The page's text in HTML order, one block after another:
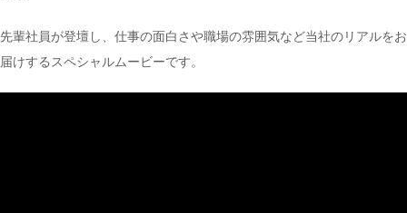
先輩社員が登壇し、仕事の面白さや職場の雰囲気など当社のリアルをお
届けするスペシャルムービーです。